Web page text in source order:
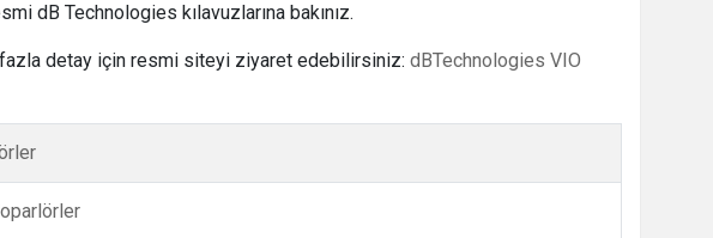
dB Technologies kılavuzlarına bakınız.
detay için resmi siteyi ziyaret edebilirsiniz: dBTechnologies VIO